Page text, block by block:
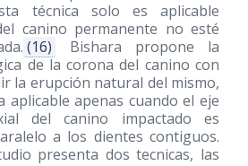
técnica solo es aplicable
canino permanente no esté
(16)
Bishara propone la
de la corona del canino con
la erupción natural del mismo,
aplicable apenas cuando el eje
del canino impactado es
a los dientes contiguos.
presenta dos tecnicas, las